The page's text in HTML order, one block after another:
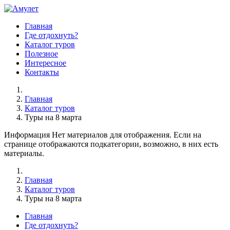
Главная
Где отдохнуть?
Каталог туров
Полезное
Интересное
Контакты
Главная
Каталог туров
Туры на 8 марта
Информация Нет материалов для отображения. Если на
странице отображаются подкатегории, возможно, в них есть
материалы.
Главная
Каталог туров
Туры на 8 марта
Главная
Где отдохнуть?